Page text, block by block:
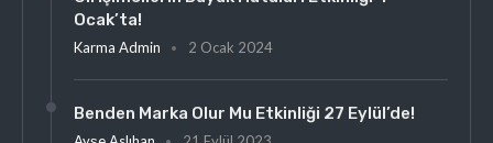
Ocak’ta!
Karma Admin 2 Ocak 2024
Benden Marka Olur Mu Etkinliği 27 Eylül’de!